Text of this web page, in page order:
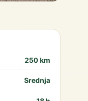
250 km
Srednja